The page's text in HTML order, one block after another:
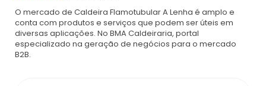
Automação De Caldeiras
Caldeira De Recuperação
Inspecao Feitas Em Caldeiras
Cotação Inspeção De Caldeiras
Montagem De Caldeira
O mercado de Caldeira Flamotubular A Lenha é amplo e
conta com produtos e serviços que podem ser úteis em
diversas aplicações. No BMA Caldeiraria, portal
especializado na geração de negócios para o mercado
B2B.